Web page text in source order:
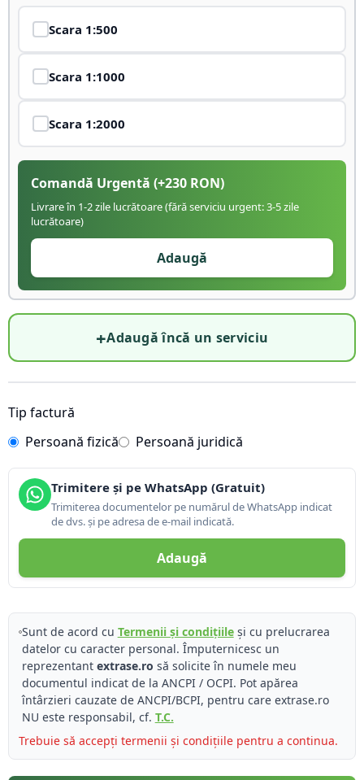
Scara 1:500
Scara 1:1000
Scara 1:2000
Comandă Urgentă (+230 RON)
Livrare în 1-2 zile lucrătoare (fără serviciu urgent: 3-5 zile
lucrătoare)
Adaugă
+Adaugă încă un serviciu
Tip factură
Persoană fizică
Persoană juridică
Trimitere și pe WhatsApp (Gratuit)
Trimiterea documentelor pe numărul de WhatsApp indicat
de dvs. și pe adresa de e-mail indicată.
Adaugă
Sunt de acord cu Termenii și condițiileși cu prelucrarea
datelor cu caracter personal. Împuternicesc un
reprezentant extrase.ro să solicite în numele meu
documentul indicat de la ANCPI / OCPI. Pot apărea
întârzieri cauzate de ANCPI/BCPI, pentru care extrase.ro
NU este responsabil, cf. T.C.
Trebuie să accepți termenii și condițiile pentru a continua.